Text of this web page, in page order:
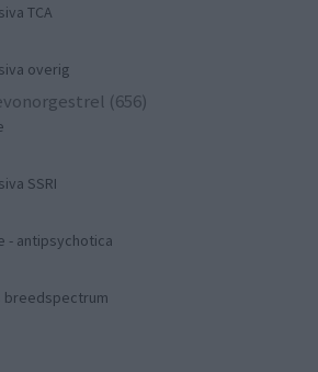
TCA
overig
(656)
SSRI
- antipsychotica
breedspectrum